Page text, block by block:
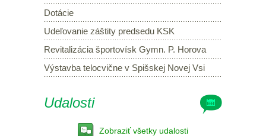
Dotácie
Udeľovanie záštity predsedu KSK
Revitalizácia športovísk Gymn. P. Horova
Výstavba telocvične v Spišskej Novej Vsi
Udalosti
Zobraziť všetky udalosti